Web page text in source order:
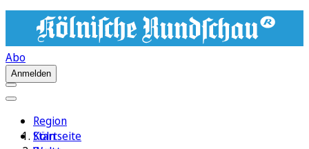
Abo
Anmelden
Region
Köln
Startseite